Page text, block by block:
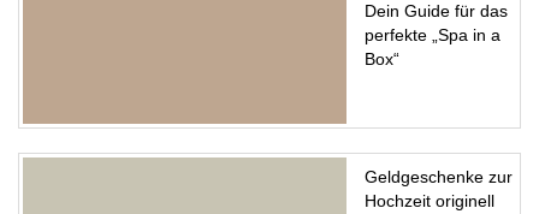
Dein Guide für das
perfekte „Spa in a
Box“
Geldgeschenke zur
Hochzeit originell